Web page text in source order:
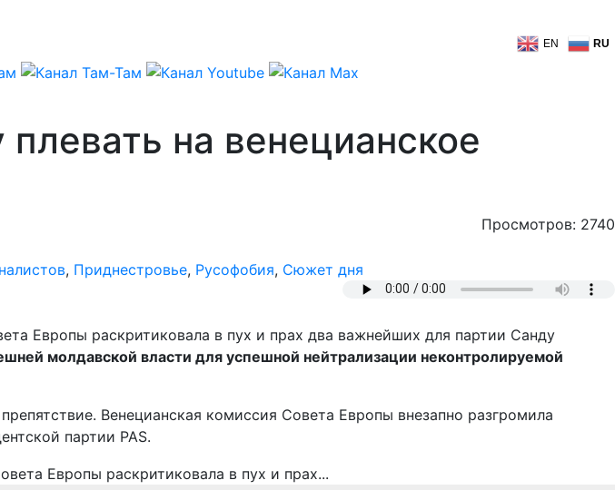
EN RU
на венецианское
Просмотров: 2740
, Приднестровье, Русофобия, Сюжет дня
Европы раскритиковала в пух и прах два важнейших для партии Санду
молдавской власти для успешной нейтрализации неконтролируемой
Венецианская комиссия Совета Европы внезапно разгромила
партии PAS.